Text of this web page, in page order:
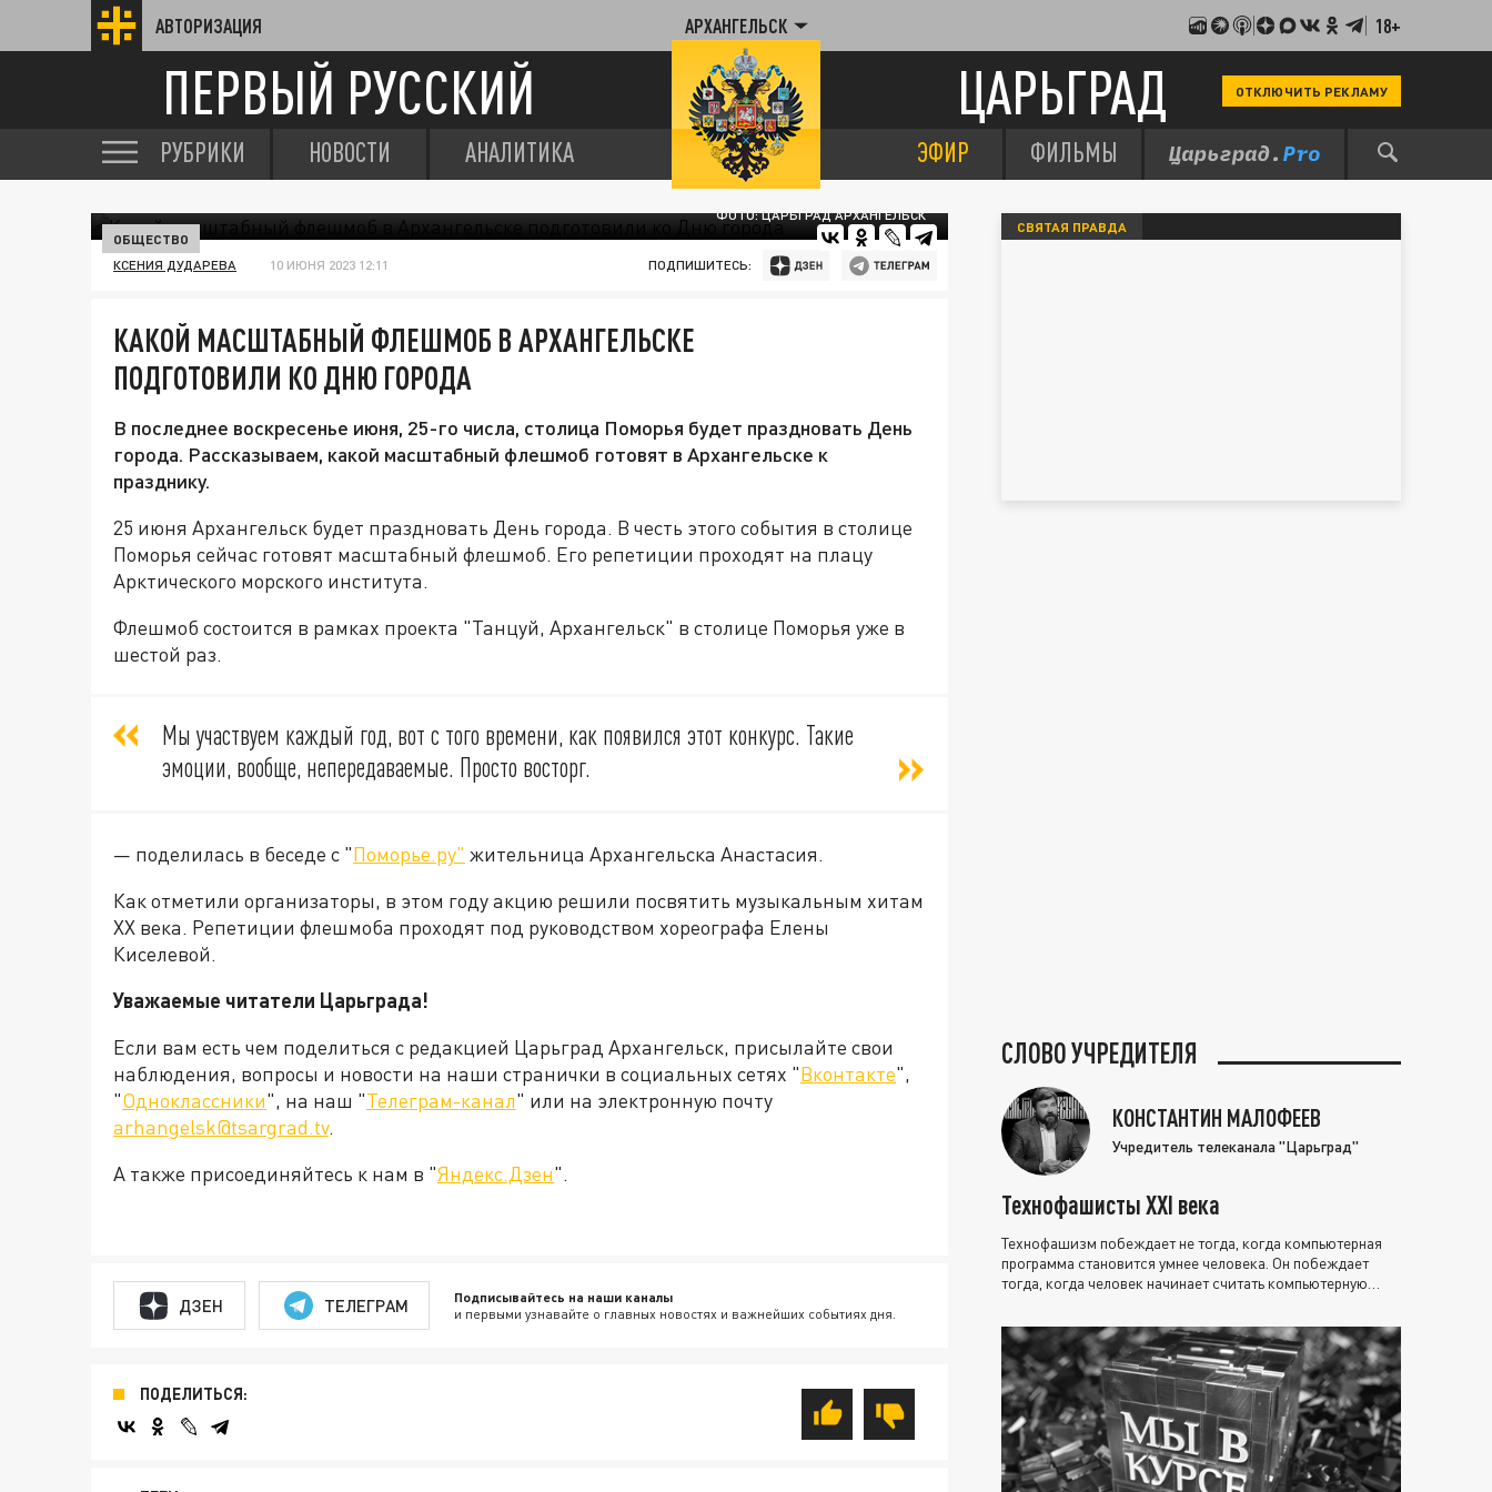
АВТОРИЗАЦИЯ АРХАНГЕЛЬСК 18+
ПЕРВЫЙ РУССКИЙ ЦАРЬГРАД ОТКЛЮЧИТЬ РЕКЛАМУ
РУБРИКИ НОВОСТИ АНАЛИТИКА ЭФИР ФИЛЬМЫ
ФОТО: ЦАРЬГРАД АРХАНГЕЛЬСК
ОБЩЕСТВО
КСЕНИЯ ДУДАРЕВА 10 ИЮНЯ 2023 12:11 ПОДПИШИТЕСЬ:
КАКОЙ МАСШТАБНЫЙ ФЛЕШМОБ В АРХАНГЕЛЬСКЕ
ПОДГОТОВИЛИ КО ДНЮ ГОРОДА
В последнее воскресенье июня, 25-го числа, столица Поморья будет праздновать День
города. Рассказываем, какой масштабный флешмоб готовят в Архангельске к
празднику.
25 июня Архангельск будет праздновать День города. В честь этого события в столице
Поморья сейчас готовят масштабный флешмоб. Его репетиции проходят на плацу
Арктического морского института.
Флешмоб состоится в рамках проекта "Танцуй, Архангельск" в столице Поморья уже в
шестой раз.
Мы участвуем каждый год, вот с того времени, как появился этот конкурс. Такие
эмоции, вообще, непередаваемые. Просто восторг.
— поделилась в беседе с "Поморье.ру" жительница Архангельска Анастасия.
Как отметили организаторы, в этом году акцию решили посвятить музыкальным хитам
XX века. Репетиции флешмоба проходят под руководством хореографа Елены
Киселевой.
Уважаемые читатели Царьграда!
Если вам есть чем поделиться с редакцией Царьград Архангельск, присылайте свои
наблюдения, вопросы и новости на наши странички в социальных сетях "Вконтакте",
"Одноклассники", на наш "Телеграм-канал" или на электронную почту
arhangelsk@tsargrad.tv.
А также присоединяйтесь к нам в "Яндекс.Дзен".
ДЗЕН ТЕЛЕГРАМ Подписывайтесь на наши каналы
и первыми узнавайте о главных новостях и важнейших событиях дня.
ПОДЕЛИТЬСЯ:
СВЯТАЯ ПРАВДА
СЛОВО УЧРЕДИТЕЛЯ
КОНСТАНТИН МАЛОФЕЕВ
Учредитель телеканала "Царьград"
Технофашисты XXI века
Технофашизм побеждает не тогда, когда компьютерная
программа становится умнее человека. Он побеждает
тогда, когда человек начинает считать компьютерную